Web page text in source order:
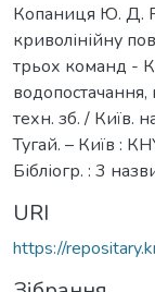
Копаниця Ю. Д.
криволінійну
трьох команд -
водопостачання,
техн. зб. / Київ.
Тугай. – Київ :
Бібліогр. : 3
URI
https://